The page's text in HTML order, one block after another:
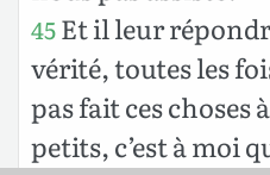
45Et il leur
vérité, toutes les
pas fait ces choses
petits, c’est à moi